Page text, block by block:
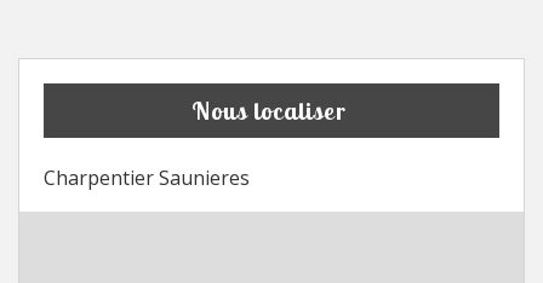
Nous localiser
Charpentier Saunieres